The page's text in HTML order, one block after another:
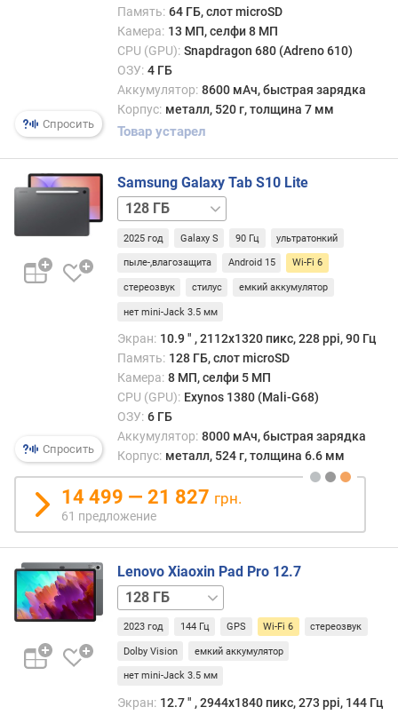
l
l
s
с
и
е
д
и
с
п
е
й
/
о
р
Спросить
Память: 64 ГБ, слот microSD
Камера: 13 МП, селфи 8 МП
CPU (GPU): Snapdragon 680 (Adreno 610)
ОЗУ: 4 ГБ
Аккумулятор: 8600 мАч, быстрая зарядка
Корпус: металл, 520 г, толщина 7 мм
Товар устарел
Спросить
Samsung Galaxy Tab S10 Lite
128 ГБ
/
LTE256 ГБ
256 ГБ
2025 год Galaxy S 90 Гц ультратонкий
пыле-,влагозащита Android 15 Wi-Fi 6
стереозвук стилус емкий аккумулятор
нет mini-Jack 3.5 мм
Экран: 10.9 ″ , 2112x1320 пикс, 228 ppi, 90 Гц
Память: 128 ГБ, слот microSD
Камера: 8 МП, селфи 5 МП
CPU (GPU): Exynos 1380 (Mali-G68)
ОЗУ: 6 ГБ
Аккумулятор: 8000 мАч, быстрая зарядка
Корпус: металл, 524 г, толщина 6.6 мм
14 499 — 21 827 грн.
61 предложение
Lenovo Xiaoxin Pad Pro 12.7
256 ГБ
2023 год 144 Гц GPS Wi-Fi 6 стереозвук
Dolby Vision емкий аккумулятор
нет mini-Jack 3.5 мм
Экран: 12.7 ″ , 2944x1840 пикс, 273 ppi, 144 Гц